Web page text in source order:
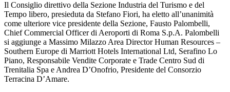
Il Consiglio direttivo della Sezione Industria del Turismo e del
Tempo libero, presieduta da Stefano Fiori, ha eletto all’unanimità
come ulteriore vice presidente della Sezione, Fausto Palombelli,
Chief Commercial Officer di Aeroporti di Roma S.p.A. Palombelli
si aggiunge a Massimo Milazzo Area Director Human Resources –
Southern Europe di Marriott Hotels International Ltd, Serafino Lo
Piano, Responsabile Vendite Corporate e Trade Centro Sud di
Trenitalia Spa e Andrea D’Onofrio, Presidente del Consorzio
Terracina D’Amare.